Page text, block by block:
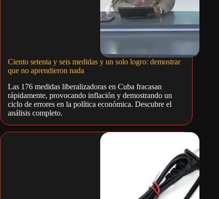
Ciento setenta y seis medidas y un solo logro: demostrar
que no aprendieron nada
Las 176 medidas liberalizadoras en Cuba fracasan
rápidamente, provocando inflación y demostrando un
ciclo de errores en la política económica. Descubre el
análisis completo.